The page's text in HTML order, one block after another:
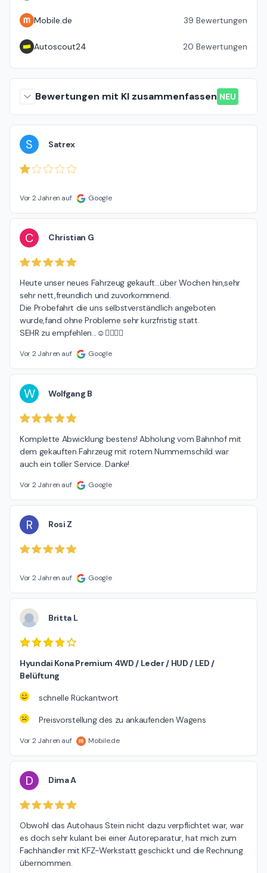
Mobile.de 39 Bewertungen
Autoscout24 20 Bewertungen
Bewertungen mit KI zusammenfassen NEU
S Satrex
Vor 2 Jahren auf Google
C Christian G
Heute unser neues Fahrzeug gekauft...über Wochen hin,sehr
sehr nett,freundlich und zuvorkommend.
Die Probefahrt die uns selbstverständlich angeboten
wurde,fand ohne Probleme sehr kurzfristig statt.
SEHR zu empfehlen...☺️✌🏻👌🏻
Vor 2 Jahren auf Google
W Wolfgang B
Komplette Abwicklung bestens! Abholung vom Bahnhof mit
dem gekauften Fahrzeug mit rotem Nummernschild war
auch ein toller Service. Danke!
Vor 2 Jahren auf Google
R Rosi Z
Vor 2 Jahren auf Google
Britta L
Hyundai Kona Premium 4WD / Leder / HUD / LED /
Belüftung
schnelle Rückantwort
Preisvorstellung des zu ankaufenden Wagens
Vor 2 Jahren auf Mobile.de
D Dima A
Obwohl das Autohaus Stein nicht dazu verpflichtet war, war
es doch sehr kulant bei einer Autoreparatur, hat mich zum
Fachhändler mit KFZ-Werkstatt geschickt und die Rechnung
übernommen.